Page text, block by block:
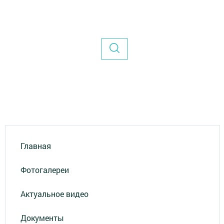
Главная
Фотогалереи
Актуальное видео
Документы